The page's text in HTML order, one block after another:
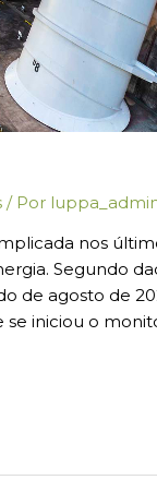
/ Por
nos
Segundo
de agosto de
se iniciou o